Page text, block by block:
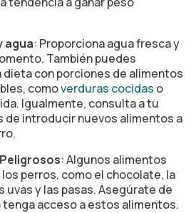
agua: Proporciona agua fresca y
También puedes
dieta con porciones de alimentos
comoverduras cocidas o
Igualmente, consulta a tu
de introducir nuevos alimentos a
: Algunos alimentos
perros, como el chocolate, la
uvas y las pasas. Asegúrate de
tenga acceso a estos alimentos.